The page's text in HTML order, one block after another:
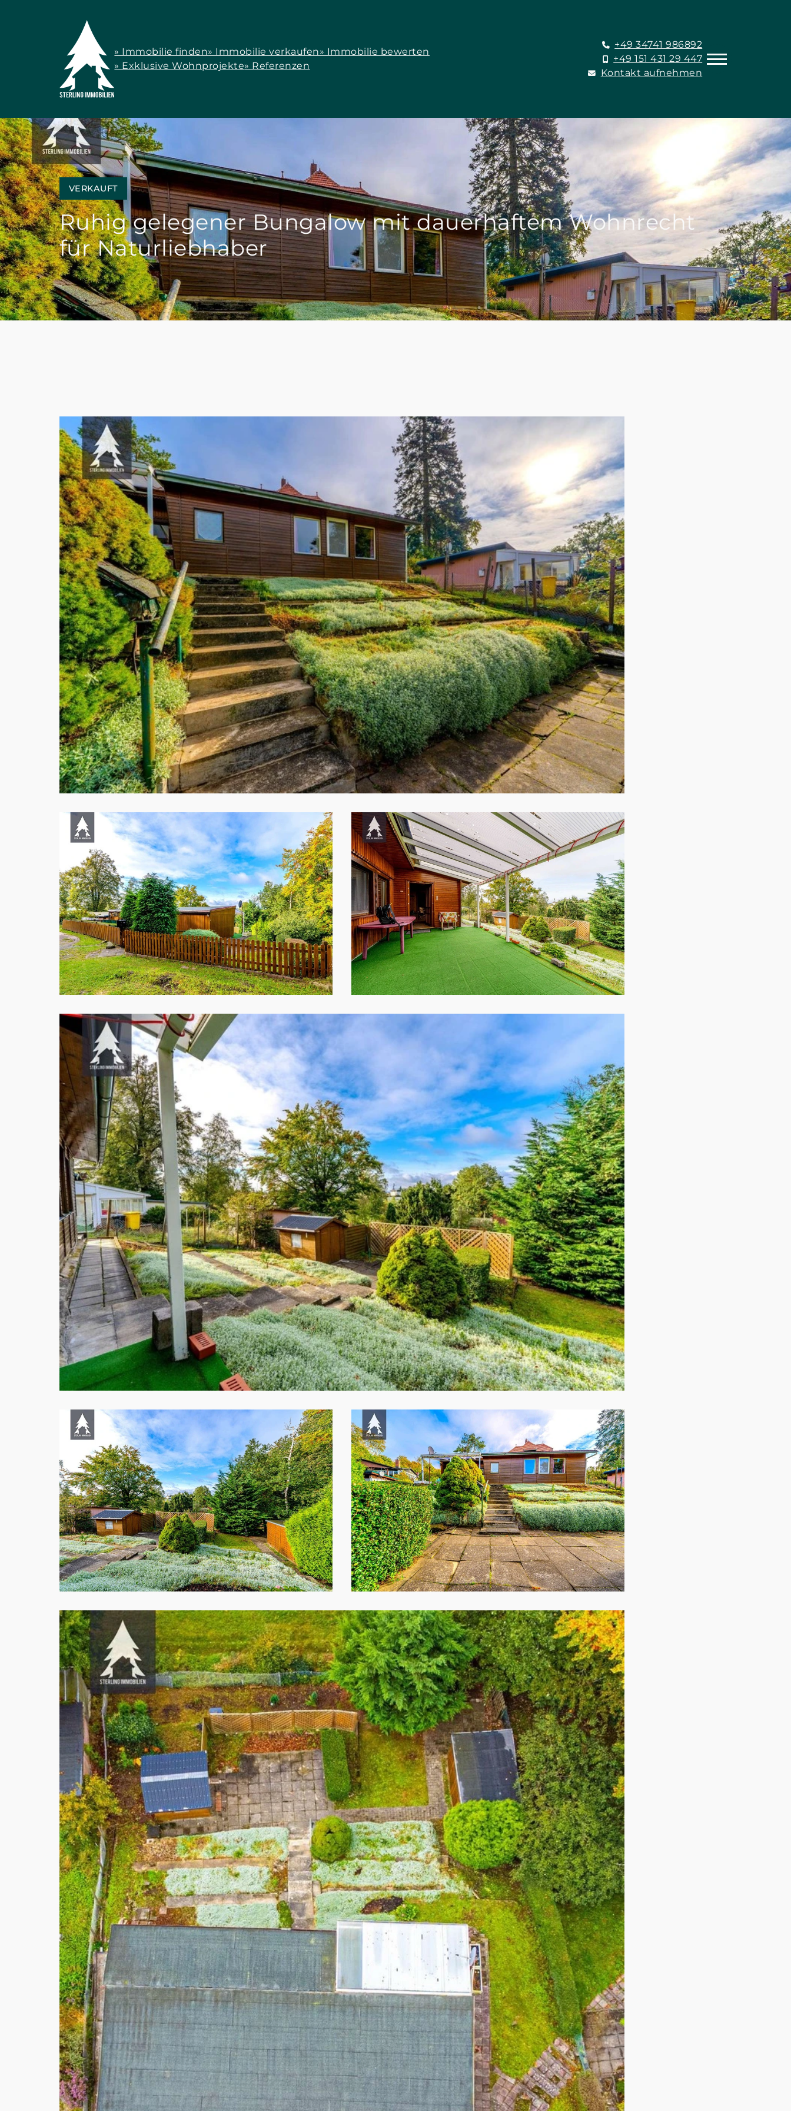
» Immobilie finden» Immobilie verkaufen» Immobilie bewerten
» Exklusive Wohnprojekte» Referenzen
+49 34741 986892
+49 151 431 29 447
Kontakt aufnehmen
VERKAUFT
Ruhig gelegener Bungalow mit dauerhaftem Wohnrecht
für Naturliebhaber